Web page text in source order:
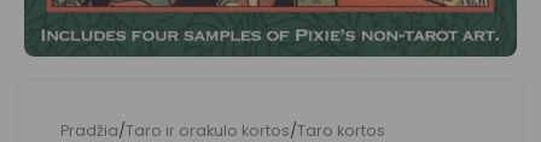
Pradžia/Taro ir orakulo kortos/Taro kortos